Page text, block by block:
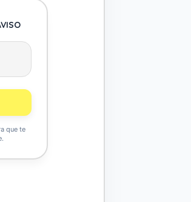
que te